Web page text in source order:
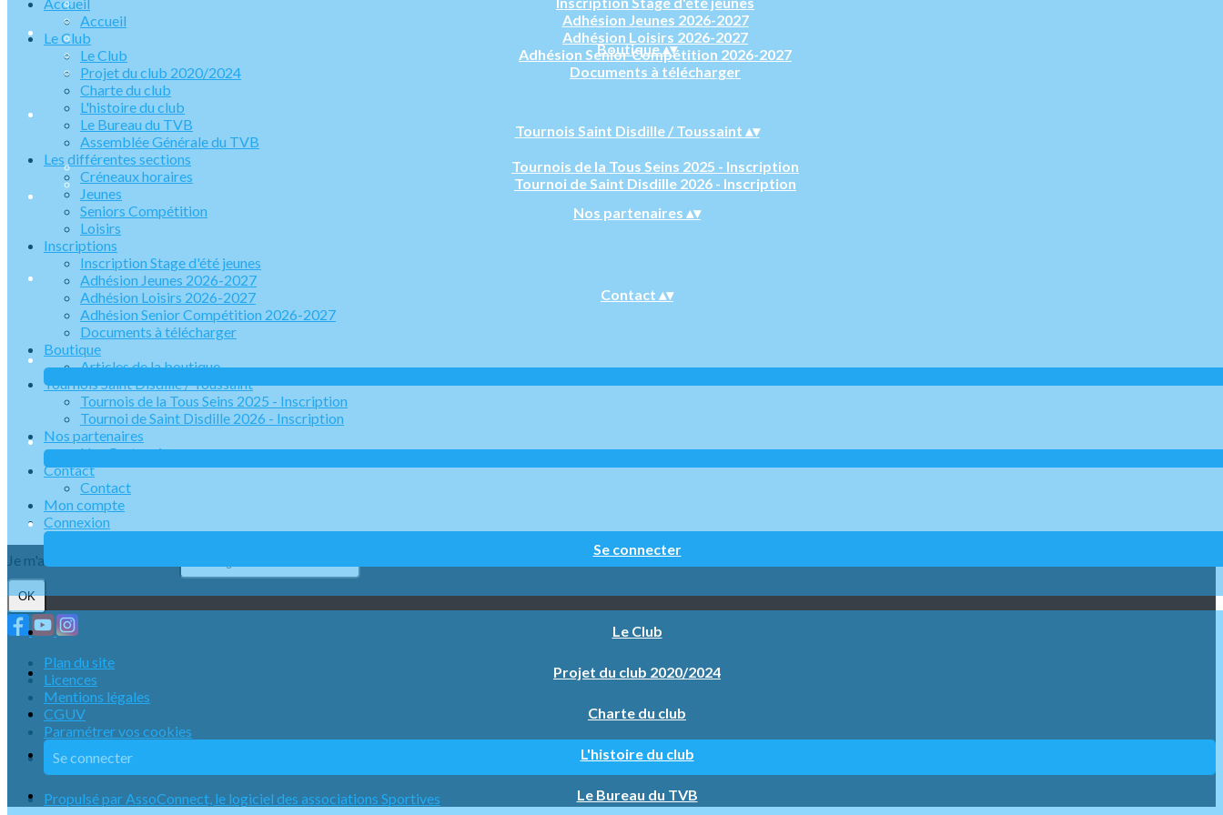
Adhésion Jeunes 2026-2027
Adhésion Loisirs 2026-2027
Adhésion Senior Compétition 2026-2027
Documents à télécharger
Boutique▴▾
Tournois Saint Disdille / Toussaint ▴▾
Tournois de la Tous Seins 2025 - Inscription
Tournoi de Saint Disdille 2026 - Inscription
Nos partenaires ▴▾
Contact ▴▾
Se connecter
Le Club
Projet du club 2020/2024
Charte du club
L'histoire du club
Le Bureau du TVB
Accueil
Le Club
Le Club
Projet du club 2020/2024
Charte du club
L'histoire du club
Le Bureau du TVB
Assemblée Générale du TVB
Les différentes sections
Créneaux horaires
Jeunes
Seniors Compétition
Loisirs
Inscriptions
Inscription Stage d'été jeunes
Adhésion Jeunes 2026-2027
Adhésion Loisirs 2026-2027
Adhésion Senior Compétition 2026-2027
Documents à télécharger
Boutique
Articles de la boutique
Tournois Saint Disdille / Toussaint
Tournois de la Tous Seins 2025 - Inscription
Tournoi de Saint Disdille 2026 - Inscription
Nos partenaires
Nos Partenaires
Contact
Contact
Mon compte
Connexion
Je m'abonne à la newsletter
OK
Plan du site
Licences
Mentions légales
CGUV
Paramétrer vos cookies
Se connecter
Propulsé par AssoConnect, le logiciel des associations Sportives